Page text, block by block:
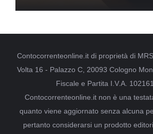
Contocorrenteonline.it di proprietà di
Volta 16 - Palazzo C, 20093 Cologno
Fiscale e Partita I.V.A.
Contocorrenteonline.it non è una
quanto viene aggiornato senza alcuna
pertanto considerarsi un prodotto